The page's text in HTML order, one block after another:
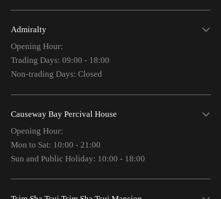
Admiralty
Opening Hour:
Trading Days: 09:00 - 18:00
Non-trading Days: Closed
Causeway Bay Percival House
Opening Hour:
Mon to Sat: 10:00 - 21:00
Sun and Public Holiday: 10:00 - 18:00